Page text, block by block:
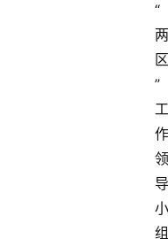
“
两
区
”
工
作
领
导
小
组